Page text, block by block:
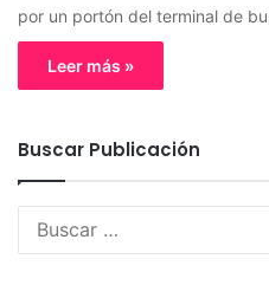
por un portón del terminal de
Leer más »
Buscar Publicación